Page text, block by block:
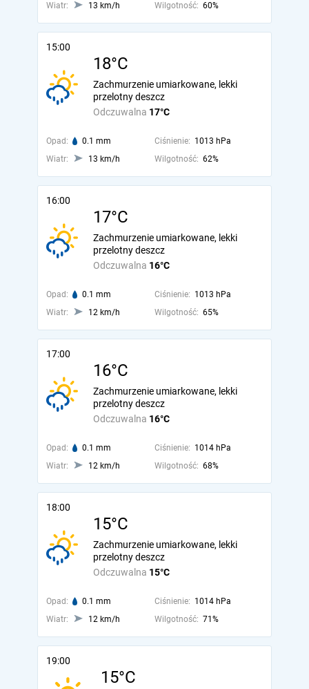
Wiatr:
13 km/h Wilgotność: 60%
15:00
18°C
Odczuwalna 17°C
Zachmurzenie umiarkowane, lekki
przelotny deszcz
Opad: 0.1 mm Ciśnienie: 1013 hPa
Wiatr:
13 km/h Wilgotność: 62%
16:00
17°C
Odczuwalna 16°C
Zachmurzenie umiarkowane, lekki
przelotny deszcz
Opad: 0.1 mm Ciśnienie: 1013 hPa
Wiatr:
12 km/h Wilgotność: 65%
17:00
16°C
Odczuwalna 16°C
Zachmurzenie umiarkowane, lekki
przelotny deszcz
Opad: 0.1 mm Ciśnienie: 1014 hPa
Wiatr:
12 km/h Wilgotność: 68%
18:00
15°C
Odczuwalna 15°C
Zachmurzenie umiarkowane, lekki
przelotny deszcz
Opad: 0.1 mm Ciśnienie: 1014 hPa
Wiatr:
12 km/h Wilgotność: 71%
19:00
15°C